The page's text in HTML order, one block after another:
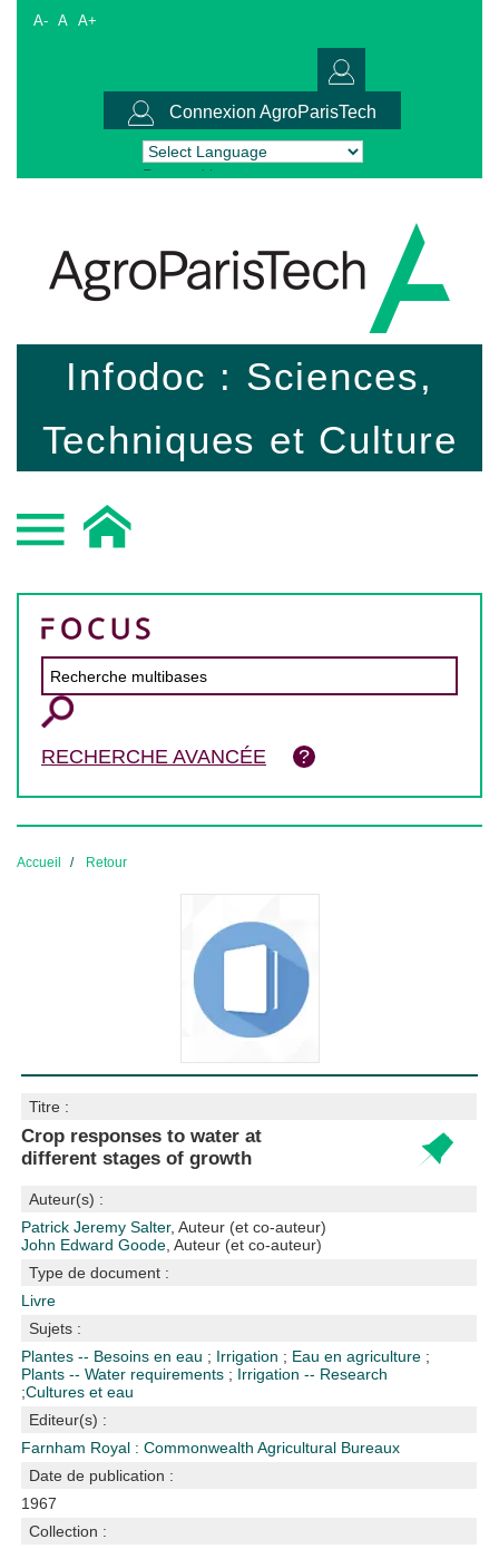
A- A A+
Connexion AgroParisTech
Powered by Translate
Infodoc : Sciences,
Techniques et Culture
RECHERCHE AVANCÉE
Accueil Retour
Titre :
Crop responses to water at
different stages of growth
Auteur(s) :
Patrick Jeremy Salter, Auteur (et co-auteur)
John Edward Goode , Auteur (et co-auteur)
Type de document :
Livre
Sujets :
Plantes -- Besoins en eau ; Irrigation ; Eau en agriculture ;
Plants -- Water requirements ; Irrigation -- Research
;Cultures et eau
Editeur(s) :
Farnham Royal : Commonwealth Agricultural Bureaux
Date de publication :
1967
Collection :